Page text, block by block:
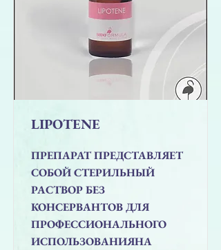
LIPOTENE
ПРЕПАРАТ ПРЕДСТАВЛЯЕТ
СОБОЙ СТЕРИЛЬНЫЙ
РАСТВОР БЕЗ
КОНСЕРВАНТОВ ДЛЯ
ПРОФЕССИОНАЛЬНОГО
ИСПОЛЬЗОВАНИЯНА